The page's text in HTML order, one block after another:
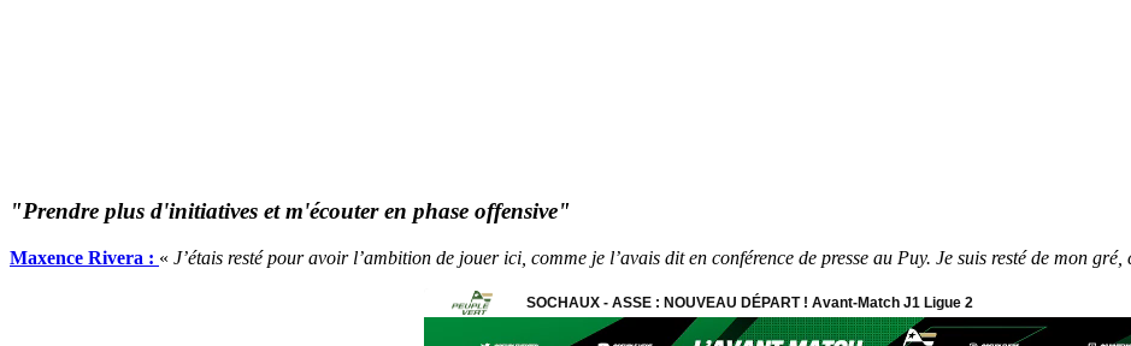
"Prendre plus d'initiatives et m'écouter en phase offensive"
Maxence Rivera : « J’étais resté pour avoir l’ambition de jouer ici, comme je l’avais dit en conférence de presse au Puy. Je suis resté de mon